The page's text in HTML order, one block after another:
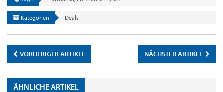
Kategorien Deals
VORHERIGER ARTIKEL NÄCHSTER ARTIKEL
ÄHNLICHE ARTIKEL